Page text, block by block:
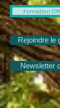
Formation
Rejoindre le
Newsletter